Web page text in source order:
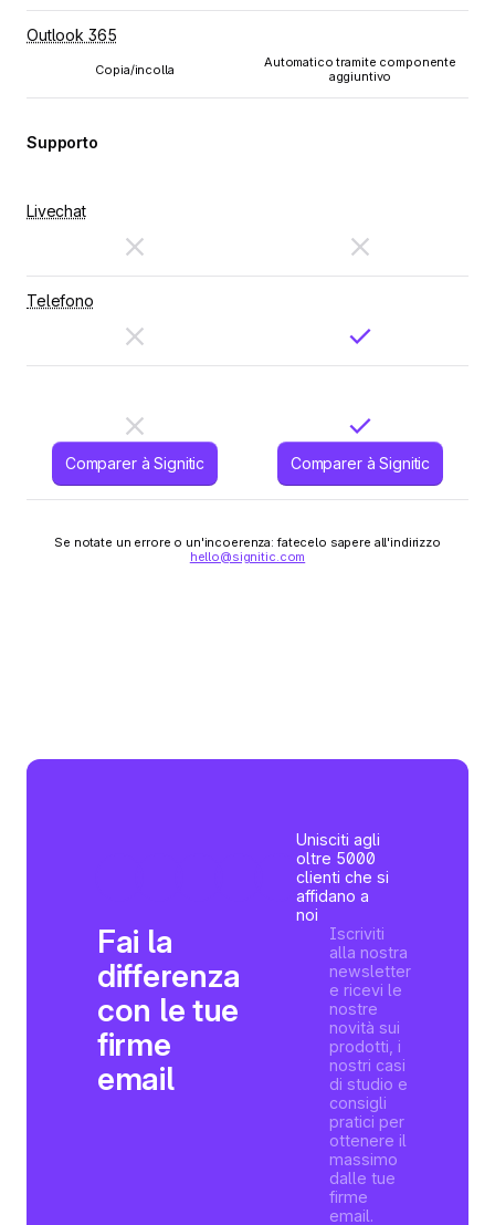
Outlook 365
Copia/incolla
Automatico tramite componente
aggiuntivo
Supporto
Livechat
Telefono
Comparer à Signitic Comparer à Signitic
Se notate un errore o un'incoerenza: fatecelo sapere all'indirizzo
hello@signitic.com
Unisciti agli
oltre 5000
clienti che si
affidano a
noi
Fai la
differenza
con le tue
firme
email
Iscriviti
alla nostra
newsletter
e ricevi le
nostre
novità sui
prodotti, i
nostri casi
di studio e
consigli
pratici per
ottenere il
massimo
dalle tue
firme
email.